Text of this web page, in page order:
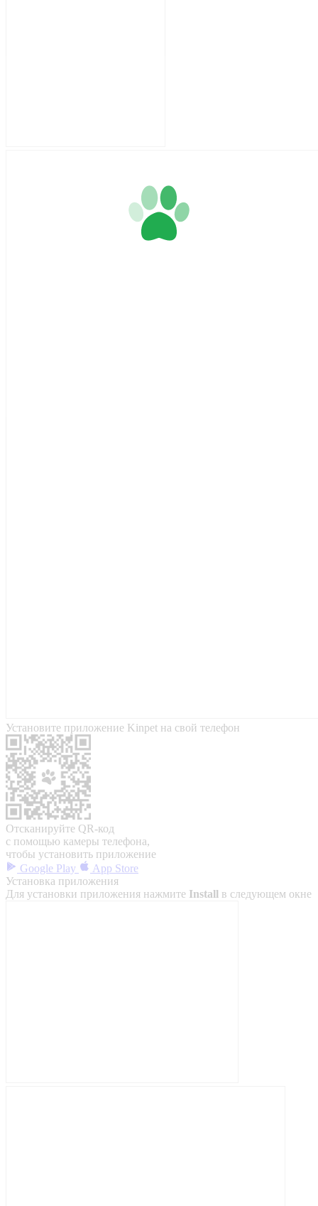
Установите приложение Kinpet на свой телефон
Отсканируйте QR-код
с помощью камеры телефона,
чтобы установить приложение
Google Play
App Store
Установка приложения
Для установки приложения нажмите Install в следующем окне